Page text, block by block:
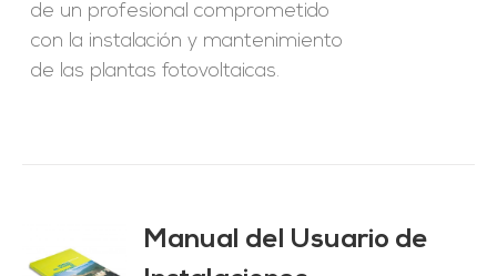
de un profesional comprometido
con la instalación y mantenimiento
de las plantas fotovoltaicas.
Manual del Usuario de